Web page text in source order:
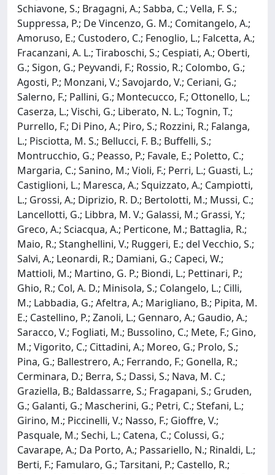
Schiavone, S.; Bragagni, A.; Sabba, C.; Vella, F. S.;
Suppressa, P.; De Vincenzo, G. M.; Comitangelo, A.;
Amoruso, E.; Custodero, C.; Fenoglio, L.; Falcetta, A.;
Fracanzani, A. L.; Tiraboschi, S.; Cespiati, A.; Oberti,
G.; Sigon, G.; Peyvandi, F.; Rossio, R.; Colombo, G.;
Agosti, P.; Monzani, V.; Savojardo, V.; Ceriani, G.;
Salerno, F.; Pallini, G.; Montecucco, F.; Ottonello, L.;
Caserza, L.; Vischi, G.; Liberato, N. L.; Tognin, T.;
Purrello, F.; Di Pino, A.; Piro, S.; Rozzini, R.; Falanga,
L.; Pisciotta, M. S.; Bellucci, F. B.; Buffelli, S.;
Montrucchio, G.; Peasso, P.; Favale, E.; Poletto, C.;
Margaria, C.; Sanino, M.; Violi, F.; Perri, L.; Guasti, L.;
Castiglioni, L.; Maresca, A.; Squizzato, A.; Campiotti,
L.; Grossi, A.; Diprizio, R. D.; Bertolotti, M.; Mussi, C.;
Lancellotti, G.; Libbra, M. V.; Galassi, M.; Grassi, Y.;
Greco, A.; Sciacqua, A.; Perticone, M.; Battaglia, R.;
Maio, R.; Stanghellini, V.; Ruggeri, E.; del Vecchio, S.;
Salvi, A.; Leonardi, R.; Damiani, G.; Capeci, W.;
Mattioli, M.; Martino, G. P.; Biondi, L.; Pettinari, P.;
Ghio, R.; Col, A. D.; Minisola, S.; Colangelo, L.; Cilli,
M.; Labbadia, G.; Afeltra, A.; Marigliano, B.; Pipita, M.
E.; Castellino, P.; Zanoli, L.; Gennaro, A.; Gaudio, A.;
Saracco, V.; Fogliati, M.; Bussolino, C.; Mete, F.; Gino,
M.; Vigorito, C.; Cittadini, A.; Moreo, G.; Prolo, S.;
Pina, G.; Ballestrero, A.; Ferrando, F.; Gonella, R.;
Cerminara, D.; Berra, S.; Dassi, S.; Nava, M. C.;
Graziella, B.; Baldassarre, S.; Fragapani, S.; Gruden,
G.; Galanti, G.; Mascherini, G.; Petri, C.; Stefani, L.;
Girino, M.; Piccinelli, V.; Nasso, F.; Gioffre, V.;
Pasquale, M.; Sechi, L.; Catena, C.; Colussi, G.;
Cavarape, A.; Da Porto, A.; Passariello, N.; Rinaldi, L.;
Berti, F.; Famularo, G.; Tarsitani, P.; Castello, R.;